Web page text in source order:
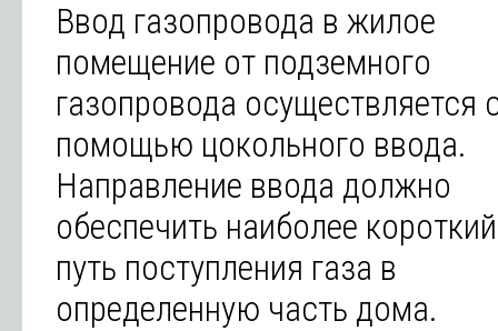
Ввод газопровода в жилое
помещение от подземного
газопровода осуществляется
помощью цокольного ввода.
Направление ввода должно
обеспечить наиболее короткий
путь поступления газа в
определенную часть дома.